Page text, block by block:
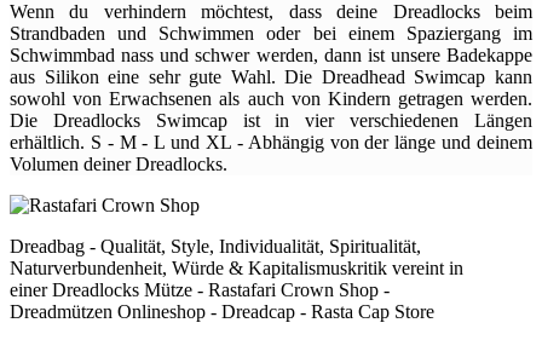
Wenn du verhindern möchtest, dass deine Dreadlocks beim
Strandbaden und Schwimmen oder bei einem Spaziergang im
Schwimmbad nass und schwer werden, dann ist unsere Badekappe
aus Silikon eine sehr gute Wahl. Die Dreadhead Swimcap kann
sowohl von Erwachsenen als auch von Kindern getragen werden.
Die Dreadlocks Swimcap ist in vier verschiedenen Längen
erhältlich. S - M - L und XL - Abhängig von der länge und deinem
Volumen deiner Dreadlocks.
Dreadbag - Qualität, Style, Individualität, Spiritualität,
Naturverbundenheit, Würde & Kapitalismuskritik vereint in
einer Dreadlocks Mütze - Rastafari Crown Shop -
Dreadmützen Onlineshop - Dreadcap - Rasta Cap Store